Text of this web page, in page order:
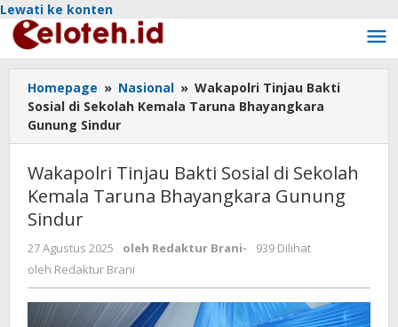
Lewati ke konten
Homepage » Nasional » Wakapolri Tinjau Bakti
Sosial di Sekolah Kemala Taruna Bhayangkara
Gunung Sindur
Wakapolri Tinjau Bakti Sosial di Sekolah
Kemala Taruna Bhayangkara Gunung
Sindur
27 Agustus 2025 oleh Redaktur Brani-
939 Dilihat
oleh Redaktur Brani